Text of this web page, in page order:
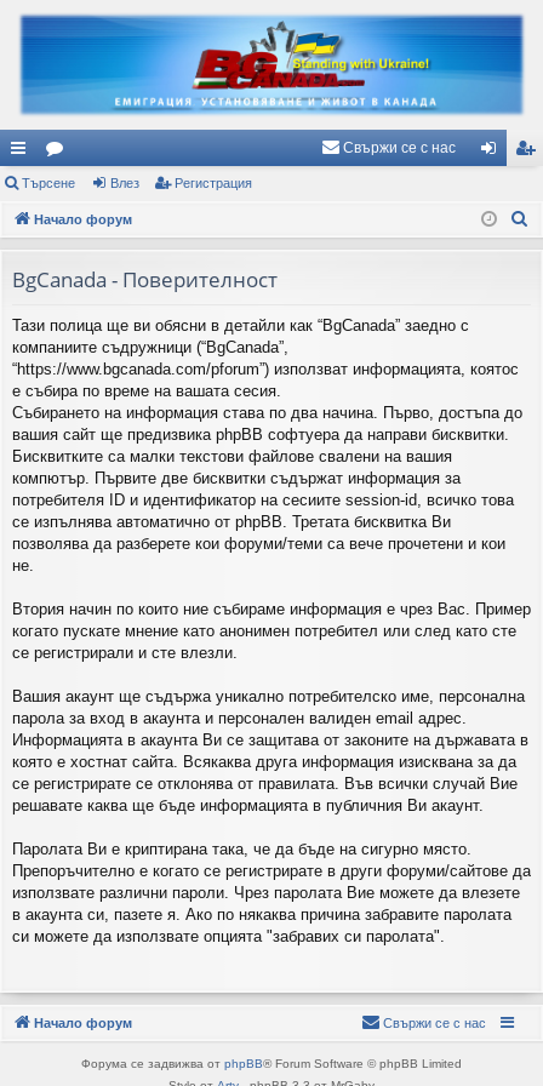
ъ
рз
вр
ъз
ки
ор
ум
Свържи се с нас
з ис
Търсене Влез Регистрация
Начало форум
BgCanada - Поверителност
Тази полица ще ви обясни в детайли как “BgCanada” заедно с
компаниите съдружници (“BgCanada”,
“https://www.bgcanada.com/pforum”) използват информацията, коятос
е събира по време на вашата сесия.
Събирането на информация става по два начина. Първо, достъпа до
вашия сайт ще предизвика phpBB софтуера да направи бисквитки.
Бисквитките са малки текстови файлове свалени на вашия
компютър. Първите две бисквитки съдържат информация за
потребителя ID и идентификатор на сесиите session-id, всичко това
се изпълнява автоматично от phpBB. Третата бисквитка Ви
позволява да разберете кои форуми/теми са вече прочетени и кои
не.
Втория начин по които ние събираме информация е чрез Вас. Пример
когато пускате мнение като анонимен потребител или след като сте
се регистрирали и сте влезли.
Вашия акаунт ще съдържа уникално потребителско име, персонална
парола за вход в акаунта и персонален валиден email адрес.
Информацията в акаунта Ви се защитава от законите на държавата в
която е хостнат сайта. Всякаква друга информация изисквана за да
се регистрирате се отклонява от правилата. Във всички случай Вие
решавате каква ще бъде информацията в публичния Ви акаунт.
Паролата Ви е криптирана така, че да бъде на сигурно място.
Препоръчително е когато се регистрирате в други форуми/сайтове да
използвате различни пароли. Чрез паролата Вие можете да влезете
в акаунта си, пазете я. Ако по някаква причина забравите паролата
си можете да използвате опцията "забравих си паролата".
Начало форум Свържи се с нас
Форума се задвижва от phpBB® Forum Software © phpBB Limited